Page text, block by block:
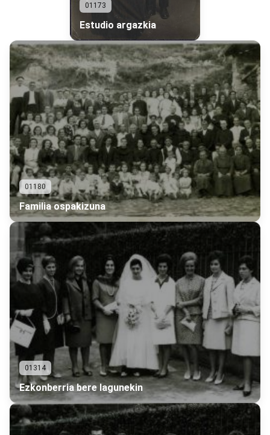
01173
Estudio argazkia
01180
Familia ospakizuna
01314
Ezkonberria bere lagunekin